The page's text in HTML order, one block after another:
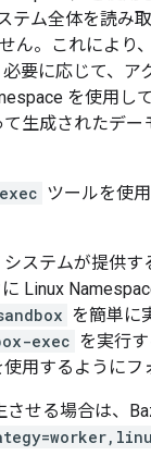
テム全体を読み
ん。これにより
要に応じて、ア
を使用し
生成されたデ
ツールを使
ステムが提供す
Linux
を簡単に
exec を実行
使用するようにフ
せる場合は、